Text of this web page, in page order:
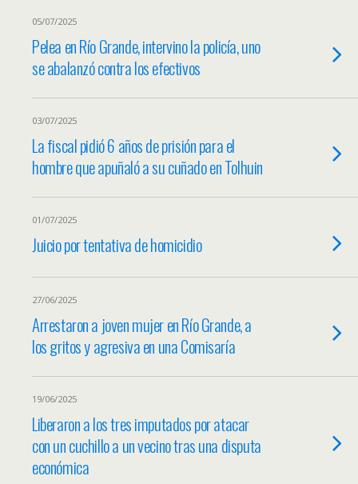
05/07/2025
Pelea en Río Grande, intervino la policía, uno
se abalanzó contra los efectivos
03/07/2025
La fiscal pidió 6 años de prisión para el
hombre que apuñaló a su cuñado en Tolhuin
01/07/2025
Juicio por tentativa de homicidio
27/06/2025
Arrestaron a joven mujer en Río Grande, a
los gritos y agresiva en una Comisaría
19/06/2025
Liberaron a los tres imputados por atacar
con un cuchillo a un vecino tras una disputa
económica